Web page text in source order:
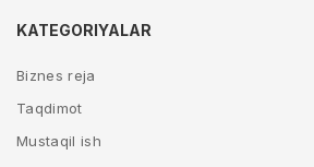
KATEGORIYALAR
Biznes reja
Taqdimot
Mustaqil ish